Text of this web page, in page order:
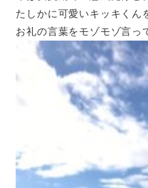
たしかに可愛いキッキくん
お礼の言葉をモゾモゾ言っ